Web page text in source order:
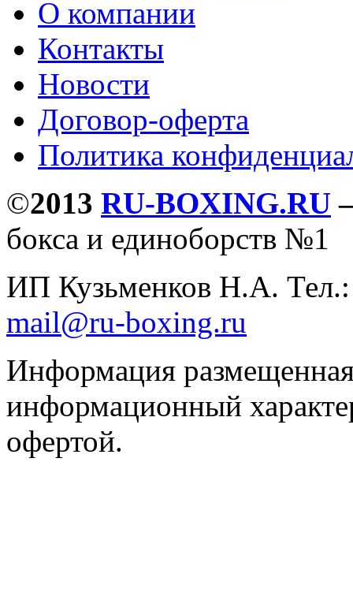
О компании
Контакты
Новости
Договор-оферта
Политика
©2013 RU-BOXING.RU
бокса и единоборств №1
ИП Кузьменков Н.А.
mail@ru-boxing.ru
Информация
информационный
офертой.